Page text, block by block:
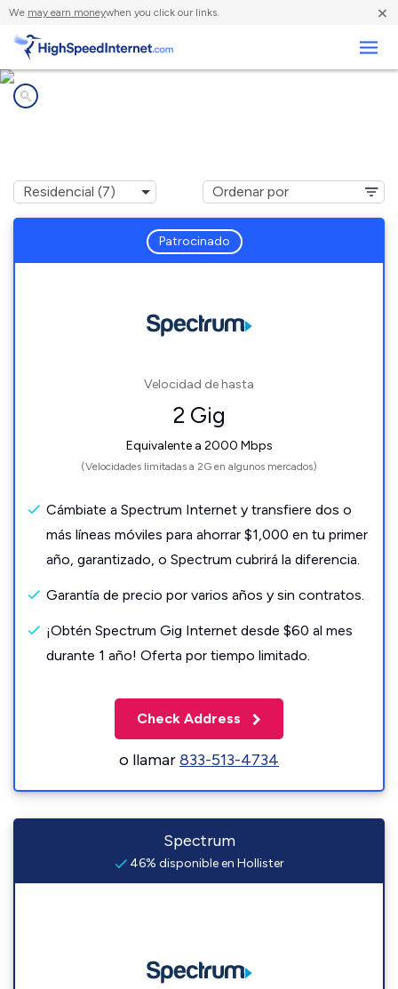
We may earn moneywhen you click our links. ×
Patrocinado
Velocidad de hasta
2 Gig
Equivalente a 2000 Mbps
(Velocidades limitadas a 2G en algunos mercados)
Cámbiate a Spectrum Internet y transfiere dos o
más líneas móviles para ahorrar $1,000 en tu primer
año, garantizado, o Spectrum cubrirá la diferencia.
Garantía de precio por varios años y sin contratos.
¡Obtén Spectrum Gig Internet desde $60 al mes
durante 1 año! Oferta por tiempo limitado.
Check Address
o llamar833-513-4734
Spectrum
46% disponible en Hollister